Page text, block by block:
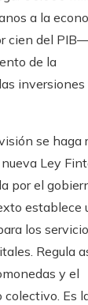
a la
cien del
de la
inversiones
se haga
Ley
por el
establece
los
Regula
y el
Es